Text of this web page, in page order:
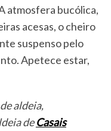
atmosfera bucólica,
acesas, o cheiro
suspenso pelo
Apetece estar,
aldeia,
deCasais